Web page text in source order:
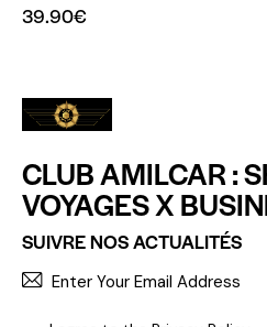
39.90€
CLUB AMILCAR :
VOYAGES X
SUIVRE NOS ACTUALITÉS